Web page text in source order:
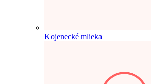
Kojenecké mlieka